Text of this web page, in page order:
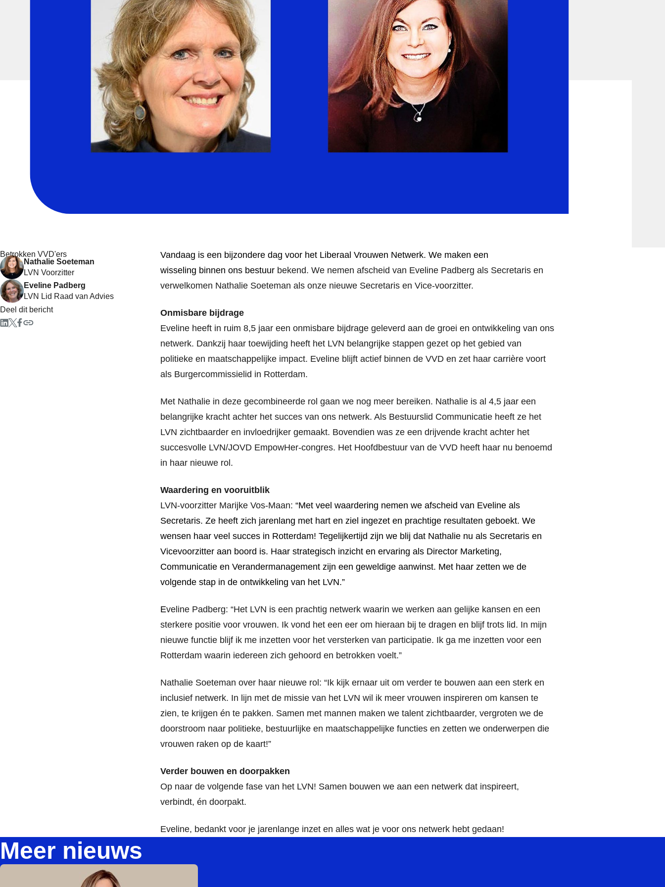
Vandaag is een bijzondere dag voor het Liberaal Vrouwen Netwerk. We maken een
wisseling binnen ons bestuur bekend. We nemen afscheid van Eveline Padberg als Secretaris en
verwelkomen Nathalie Soeteman als onze nieuwe Secretaris en Vice-voorzitter.
Onmisbare bijdrage
Eveline heeft in ruim 8,5 jaar een onmisbare bijdrage geleverd aan de groei en ontwikkeling van ons
netwerk. Dankzij haar toewijding heeft het LVN belangrijke stappen gezet op het gebied van
politieke en maatschappelijke impact. Eveline blijft actief binnen de VVD en zet haar carrière voort
als Burgercommissielid in Rotterdam.
Met Nathalie in deze gecombineerde rol gaan we nog meer bereiken. Nathalie is al 4,5 jaar een
belangrijke kracht achter het succes van ons netwerk. Als Bestuurslid Communicatie heeft ze het
LVN zichtbaarder en invloedrijker gemaakt. Bovendien was ze een drijvende kracht achter het
succesvolle LVN/JOVD EmpowHer-congres. Het Hoofdbestuur van de VVD heeft haar nu benoemd
in haar nieuwe rol.
Waardering en vooruitblik
LVN-voorzitter Marijke Vos-Maan: “Met veel waardering nemen we afscheid van Eveline als
Secretaris. Ze heeft zich jarenlang met hart en ziel ingezet en prachtige resultaten geboekt. We
wensen haar veel succes in Rotterdam! Tegelijkertijd zijn we blij dat Nathalie nu als Secretaris en
Vicevoorzitter aan boord is. Haar strategisch inzicht en ervaring als Director Marketing,
Communicatie en Verandermanagement zijn een geweldige aanwinst. Met haar zetten we de
volgende stap in de ontwikkeling van het LVN.”
Eveline Padberg: “Het LVN is een prachtig netwerk waarin we werken aan gelijke kansen en een
sterkere positie voor vrouwen. Ik vond het een eer om hieraan bij te dragen en blijf trots lid. In mijn
nieuwe functie blijf ik me inzetten voor het versterken van participatie. Ik ga me inzetten voor een
Rotterdam waarin iedereen zich gehoord en betrokken voelt.”
Nathalie Soeteman over haar nieuwe rol: “Ik kijk ernaar uit om verder te bouwen aan een sterk en
inclusief netwerk. In lijn met de missie van het LVN wil ik meer vrouwen inspireren om kansen te
zien, te krijgen én te pakken. Samen met mannen maken we talent zichtbaarder, vergroten we de
doorstroom naar politieke, bestuurlijke en maatschappelijke functies en zetten we onderwerpen die
vrouwen raken op de kaart!”
Verder bouwen en doorpakken
Op naar de volgende fase van het LVN! Samen bouwen we aan een netwerk dat inspireert,
verbindt, én doorpakt.
Eveline, bedankt voor je jarenlange inzet en alles wat je voor ons netwerk hebt gedaan!
Betrokken VVD'ers
Nathalie Soeteman
LVN Voorzitter
Eveline Padberg
LVN Lid Raad van Advies
Deel dit bericht
Meer nieuws